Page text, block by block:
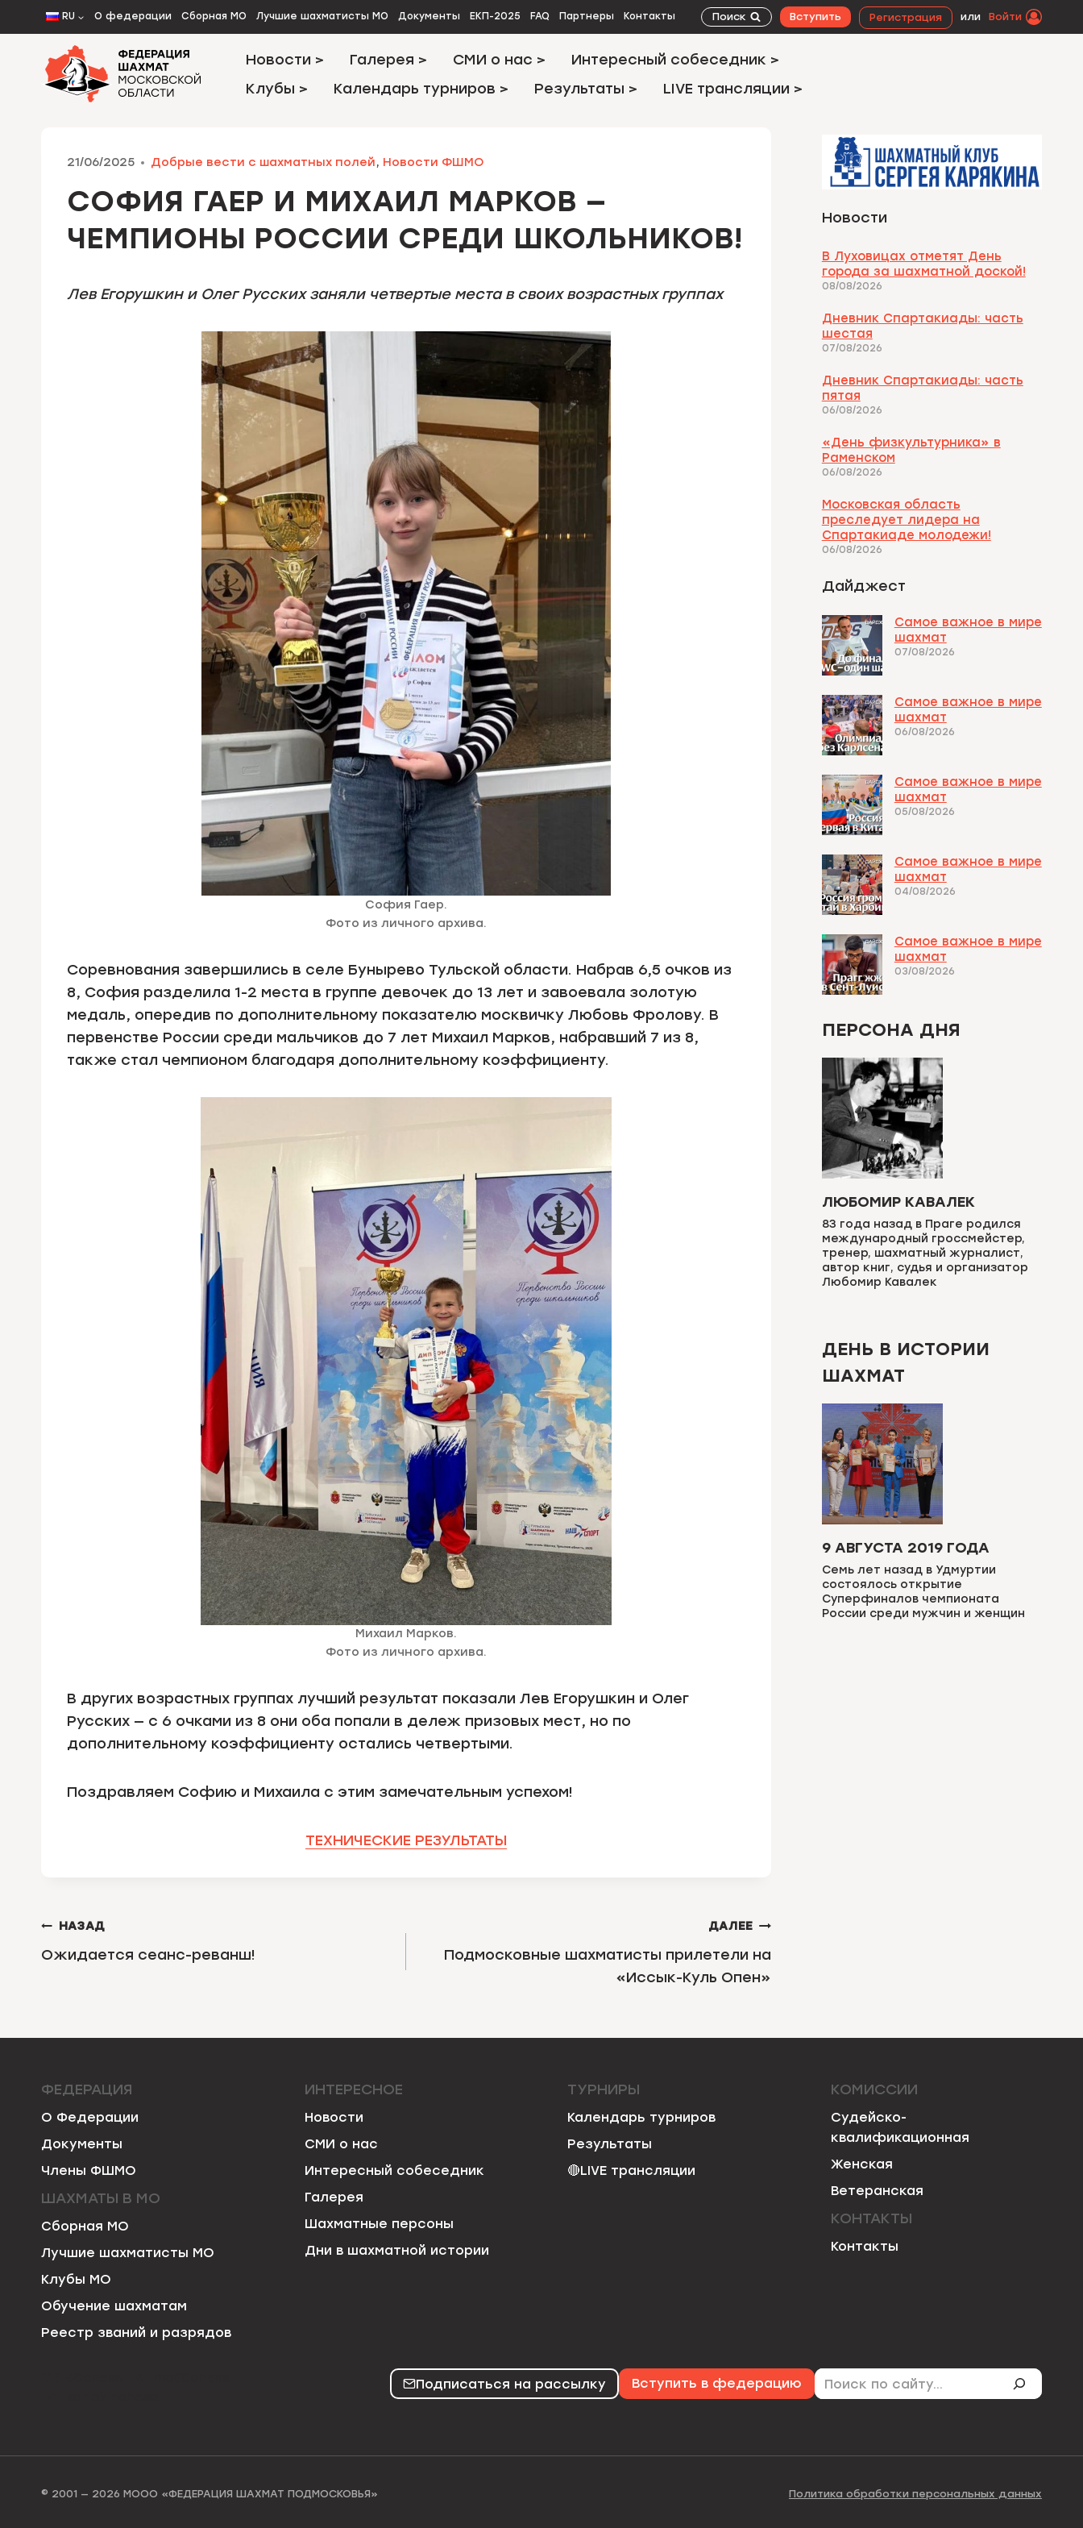
Перейти
к
содержимому
RU О федерации Сборная МО Лучшие шахматисты МО Документы ЕКП-2025 FAQ Партнеры Контакты Поиск Вступить Регистрация или Войти
Новости > Галерея > СМИ о нас >
Интересный собеседник >
Клубы >
Календарь турниров > Результаты > LIVE трансляции >
21/06/2025 Добрые вести с шахматных полей, Новости ФШМО
СОФИЯ ГАЕР И МИХАИЛ МАРКОВ —
ЧЕМПИОНЫ РОССИИ СРЕДИ ШКОЛЬНИКОВ!
Лев Егорушкин и Олег Русских заняли четвертые места в своих возрастных группах
София Гаер.
Фото из личного архива.
Соревнования завершились в селе Бунырево Тульской области. Набрав 6,5 очков из
8, София разделила 1-2 места в группе девочек до 13 лет и завоевала золотую
медаль, опередив по дополнительному показателю москвичку Любовь Фролову. В
первенстве России среди мальчиков до 7 лет Михаил Марков, набравший 7 из 8,
также стал чемпионом благодаря дополнительному коэффициенту.
Михаил Марков.
Фото из личного архива.
В других возрастных группах лучший результат показали Лев Егорушкин и Олег
Русских — с 6 очками из 8 они оба попали в дележ призовых мест, но по
дополнительному коэффициенту остались четвертыми.
Поздравляем Софию и Михаила с этим замечательным успехом!
ТЕХНИЧЕСКИЕ РЕЗУЛЬТАТЫ
НАВИГАЦИЯ
ПО
НАЗАД
Ожидается сеанс-реванш!
ДАЛЕЕ
Подмосковные шахматисты прилетели на
«Иссык-Куль Опен»
Новости
В Луховицах отметят День
города за шахматной доской!
08/08/2026
Дневник Спартакиады: часть
шестая
07/08/2026
Дневник Спартакиады: часть
пятая
06/08/2026
«День физкультурника» в
Раменском
06/08/2026
Московская область
преследует лидера на
Спартакиаде молодежи!
06/08/2026
Дайджест
Самое важное в мире
шахмат
07/08/2026
Самое важное в мире
шахмат
06/08/2026
Самое важное в мире
шахмат
05/08/2026
Самое важное в мире
шахмат
04/08/2026
Самое важное в мире
шахмат
03/08/2026
ПЕРСОНА ДНЯ
ЛЮБОМИР КАВАЛЕК
83 года назад в Праге родился
международный гроссмейстер,
тренер, шахматный журналист,
автор книг, судья и организатор
Любомир Кавалек
ДЕНЬ В ИСТОРИИ
ШАХМАТ
9 АВГУСТА 2019 ГОДА
Семь лет назад в Удмуртии
состоялось открытие
Суперфиналов чемпионата
России среди мужчин и женщин
ФЕДЕРАЦИЯ
О Федерации
Документы
Члены ФШМО
ШАХМАТЫ В МО
Сборная МО
Лучшие шахматисты МО
Клубы МО
Обучение шахматам
Реестр званий и разрядов
ИНТЕРЕСНОЕ
Новости
СМИ о нас
Интересный собеседник
Галерея
Шахматные персоны
Дни в шахматной истории
ТУРНИРЫ
Календарь турниров
Результаты
🔴LIVE трансляции
КОМИССИИ
Судейско-
квалификационная
Женская
Ветеранская
КОНТАКТЫ
Контакты
Подписаться на рассылку Вступить в федерацию Поиск
© 2001 — 2026 МООО «ФЕДЕРАЦИЯ ШАХМАТ ПОДМОСКОВЬЯ» Политика обработки персональных данных